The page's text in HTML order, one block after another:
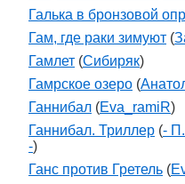
Галька в бронзовой
Гам, где раки зимуют (
Гамлет (Cибиряк)
Гамрское озеро (
Ганнибал (Eva_ramiR)
Ганнибал. Триллер (-
-)
Ганс против Гретель (